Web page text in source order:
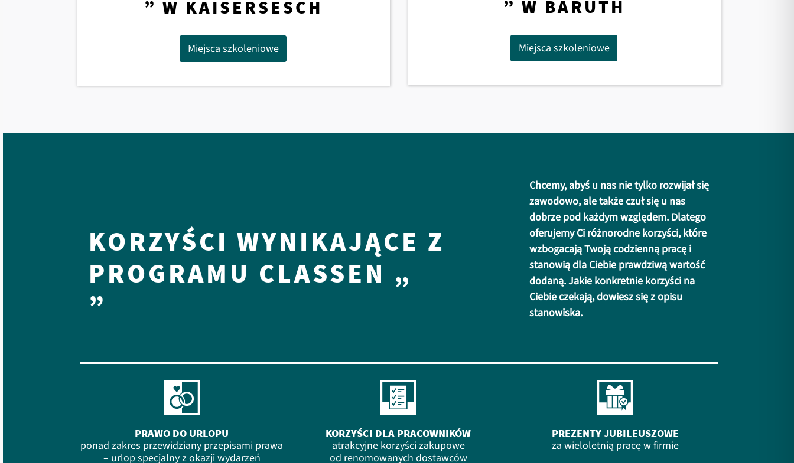
” W KAISERSESCH
Miejsca szkoleniowe
” W BARUTH
Miejsca szkoleniowe
KORZYŚCI WYNIKAJĄCE Z
PROGRAMU CLASSEN „
”
Chcemy, abyś u nas nie tylko rozwijał się
zawodowo, ale także czuł się u nas
dobrze pod każdym względem. Dlatego
oferujemy Ci różnorodne korzyści, które
wzbogacają Twoją codzienną pracę i
stanowią dla Ciebie prawdziwą wartość
dodaną. Jakie konkretnie korzyści na
Ciebie czekają, dowiesz się z opisu
stanowiska.
PRAWO DO URLOPU
ponad zakres przewidziany przepisami prawa
– urlop specjalny z okazji wydarzeń
KORZYŚCI DLA PRACOWNIKÓW
atrakcyjne korzyści zakupowe
od renomowanych dostawców
PREZENTY JUBILEUSZOWE
za wieloletnią pracę w firmie